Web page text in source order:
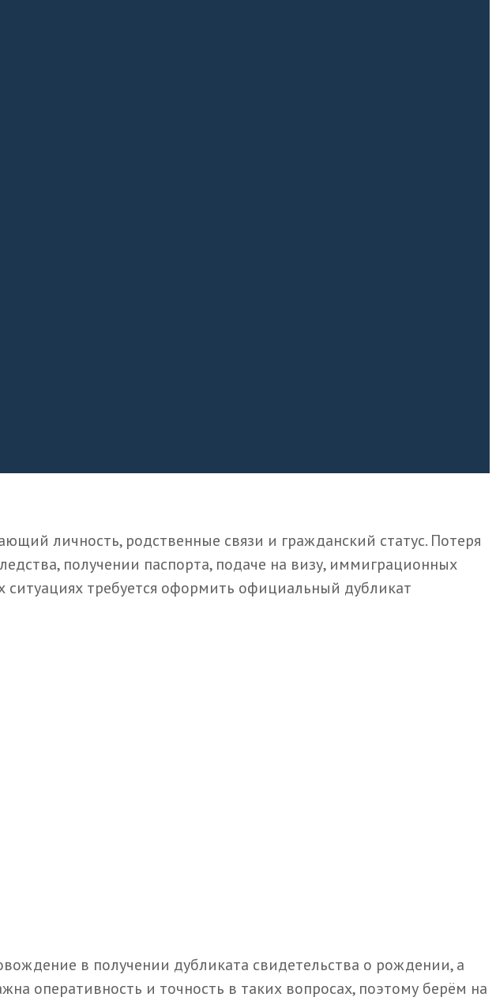
личность, родственные связи и гражданский статус. Потеря
получении паспорта, подаче на визу, иммиграционных
ситуациях требуется оформить официальный дубликат
в получении дубликата свидетельства о рождении, а
оперативность и точность в таких вопросах, поэтому берём на